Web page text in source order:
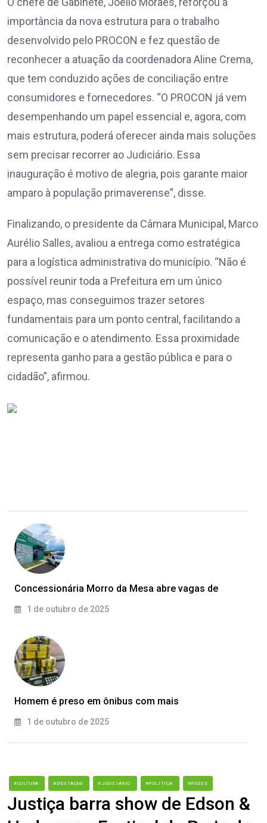
importância da nova estrutura para o trabalho
desenvolvido pelo PROCON e fez questão de
reconhecer a atuação da coordenadora Aline Crema,
que tem conduzido ações de conciliação entre
consumidores e fornecedores. “O PROCON já vem
desempenhando um papel essencial e, agora, com
mais estrutura, poderá oferecer ainda mais soluções
sem precisar recorrer ao Judiciário. Essa
inauguração é motivo de alegria, pois garante maior
amparo à população primaverense”, disse.
Finalizando, o presidente da Câmara Municipal, Marco
Aurélio Salles, avaliou a entrega como estratégica
para a logística administrativa do município. “Não é
possível reunir toda a Prefeitura em um único
espaço, mas conseguimos trazer setores
fundamentais para um ponto central, facilitando a
comunicação e o atendimento. Essa proximidade
representa ganho para a gestão pública e para o
cidadão”, afirmou.
Concessionária Morro da Mesa abre vagas de
1 de outubro de 2025
Homem é preso em ônibus com mais
1 de outubro de 2025
#CULTURA #DESTAQUE #JUDICIÁRIO #POLÍTICA #REDES
Justiça barra show de Edson &